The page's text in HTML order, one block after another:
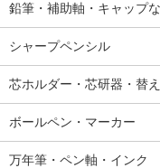
鉛筆・補助軸・キャップ
シャープペンシル
芯ホルダー・芯研器・替
ボールペン・マーカー
万年筆・ペン軸・インク